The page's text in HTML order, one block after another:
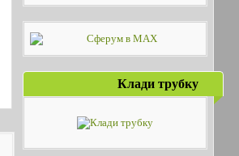
Клади трубку